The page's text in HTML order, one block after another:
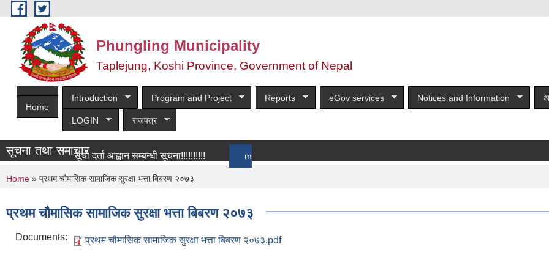
Skip to main content
Phungling Municipality
Taplejung, Koshi Province, Government of Nepal
Home
Introduction Program and Project Reports eGov services Notices and Information
LOGIN राजपत्र
सूचना तथा समाचार
सूची दर्ता आह्वान सम्बन्धी सूचना!!!!!!!!!!
You are here
Home » प्रथम चौमासिक सामाजिक सुरक्षा भत्ता बिबरण २०७३
प्रथम चौमासिक सामाजिक सुरक्षा भत्ता बिबरण २०७३
Documents: प्रथम चौमासिक सामाजिक सुरक्षा भत्ता बिबरण २०७३.pdf